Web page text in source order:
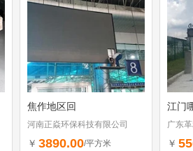
焦作地区回
河南正焱环保科技有限公司
￥ 3890.00/平方米
江门
广东
￥